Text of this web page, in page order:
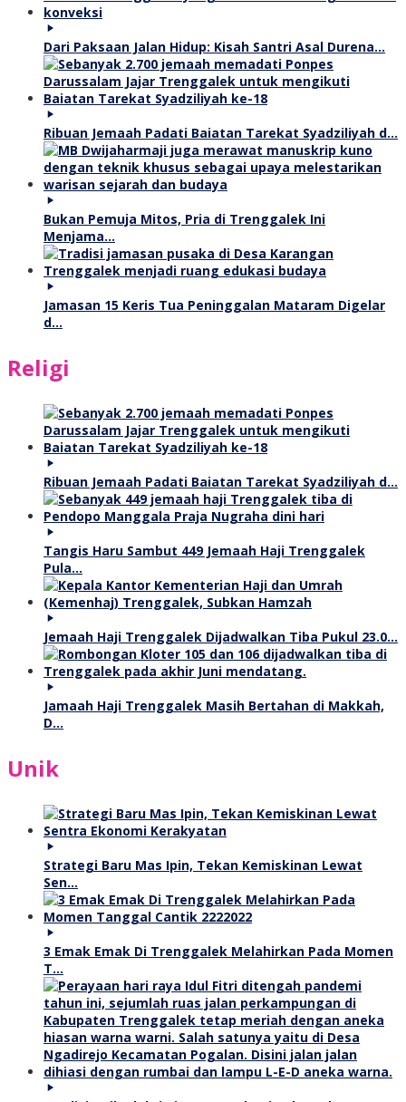
Dari Paksaan Jalan Hidup: Kisah Santri Asal Durena…
Ribuan Jemaah Padati Baiatan Tarekat Syadziliyah d…
Bukan Pemuja Mitos, Pria di Trenggalek Ini
Menjama…
Jamasan 15 Keris Tua Peninggalan Mataram Digelar
d…
Religi
Ribuan Jemaah Padati Baiatan Tarekat Syadziliyah d…
Tangis Haru Sambut 449 Jemaah Haji Trenggalek
Pula…
Jemaah Haji Trenggalek Dijadwalkan Tiba Pukul 23.0…
Jamaah Haji Trenggalek Masih Bertahan di Makkah,
D…
Unik
Strategi Baru Mas Ipin, Tekan Kemiskinan Lewat
Sen…
3 Emak Emak Di Trenggalek Melahirkan Pada Momen
T…